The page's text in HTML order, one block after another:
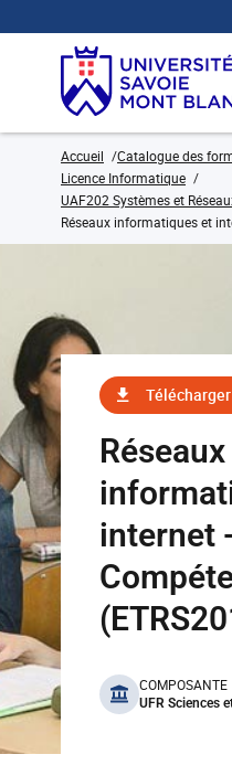
Accueil Catalogue des
Licence Informatique
UAF202 Systèmes et
Réseaux informatiques et
Télécharger
Réseaux
internet
benefits
COMPOSANTE
UFR Sciences